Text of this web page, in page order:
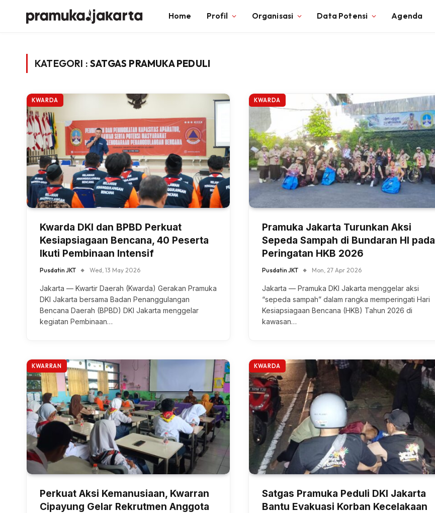
Home Profil Organisasi Data Potensi Agenda
KATEGORI :SATGAS PRAMUKA PEDULI
KWARDA
Kwarda DKI dan BPBD Perkuat
Kesiapsiagaan Bencana, 40 Peserta
Ikuti Pembinaan Intensif
Pusdatin JKT Wed, 13 May 2026
Jakarta — Kwartir Daerah (Kwarda) Gerakan Pramuka
DKI Jakarta bersama Badan Penanggulangan
Bencana Daerah (BPBD) DKI Jakarta menggelar
kegiatan Pembinaan…
KWARDA
Pramuka Jakarta Turunkan Aksi
Sepeda Sampah di Bundaran HI pada
Peringatan HKB 2026
Pusdatin JKT Mon, 27 Apr 2026
Jakarta — Pramuka DKI Jakarta menggelar aksi
“sepeda sampah” dalam rangka memperingati Hari
Kesiapsiagaan Bencana (HKB) Tahun 2026 di
kawasan…
KWARRAN
Perkuat Aksi Kemanusiaan, Kwarran
Cipayung Gelar Rekrutmen Anggota
KWARDA
Satgas Pramuka Peduli DKI Jakarta
Bantu Evakuasi Korban Kecelakaan